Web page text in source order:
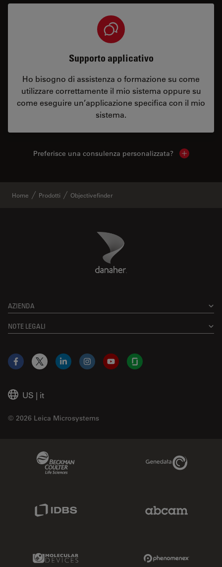
Supporto applicativo
Ho bisogno di assistenza o formazione su come
utilizzare correttamente il mio sistema oppure su
come eseguire un’applicazione specifica con il mio
sistema.
Preferisce una consulenza personalizzata? Show local
Home Prodotti Objectivefinder
Danaher Logo
AZIENDA
NOTE LEGALI
US | it
© 2026 Leica Microsystems
Facebook
X LinkedInInstagramYouTubeGlassdoor
Genedata Link
Molecular Devices Link